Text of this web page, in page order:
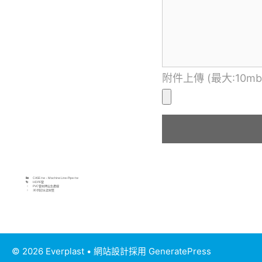
附件上傳 (最大
CASE-tw 、Machine Line-Pipe-tw
HDPE管
PVC管材押出生產線
3D列印水泥材質
© 2026 Everplast • 網站設計採用 GeneratePress